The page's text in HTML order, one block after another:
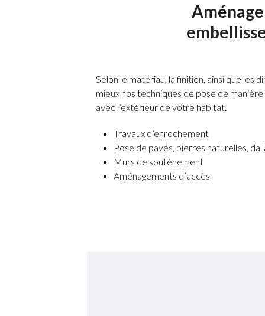
Selon le matériau, la finition, ainsi que les
mieux nos techniques de pose de
avec l’extérieur de votre habitat.
Travaux d’enrochement
Pose de pavés, pierres naturelles,
Murs de soutènement
Aménagements d’accès